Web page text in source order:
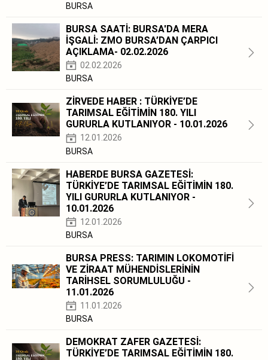
BURSA
BURSA SAATİ: BURSA'DA MERA
İŞGALİ: ZMO BURSA’DAN ÇARPICI
AÇIKLAMA- 02.02.2026
02.02.2026
BURSA
ZİRVEDE HABER : TÜRKİYE’DE
TARIMSAL EĞİTİMİN 180. YILI
GURURLA KUTLANIYOR - 10.01.2026
12.01.2026
BURSA
HABERDE BURSA GAZETESİ:
TÜRKİYE’DE TARIMSAL EĞİTİMİN 180.
YILI GURURLA KUTLANIYOR -
10.01.2026
12.01.2026
BURSA
BURSA PRESS: TARIMIN LOKOMOTİFİ
VE ZİRAAT MÜHENDİSLERİNİN
TARİHSEL SORUMLULUĞU -
11.01.2026
11.01.2026
BURSA
DEMOKRAT ZAFER GAZETESİ:
TÜRKİYE’DE TARIMSAL EĞİTİMİN 180.